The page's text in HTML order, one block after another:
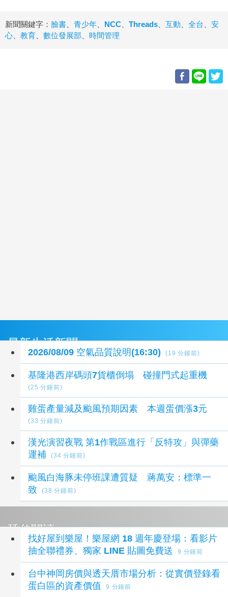
新聞關鍵字： 臉書 青少年 NCC Threads 互動 全台
安
心
教育 數位發展部 時間管理
最新生活新聞
2026/08/09 空氣品質說明(16:30) (19 分鐘前)
基隆港西岸碼頭7貨櫃倒塌 碰撞門式起重機
(25 分鐘前)
雞蛋產量減及颱風預期因素 本週蛋價漲3元
(33 分鐘前)
漢光演習夜戰 第1作戰區進行「反特攻」與彈藥
運補
(34 分鐘前)
颱風白海豚未停班課遭質疑 蔣萬安：標準一
致
(38 分鐘前)
延伸閱讀
找好屋到樂屋！樂屋網 18 週年慶登場：看影片
抽全聯禮券、獨家 LINE 貼圖免費送
9 分鐘前
台中神岡房價與透天厝市場分析：從實價登錄看
蛋白區的資產價值
9 分鐘前